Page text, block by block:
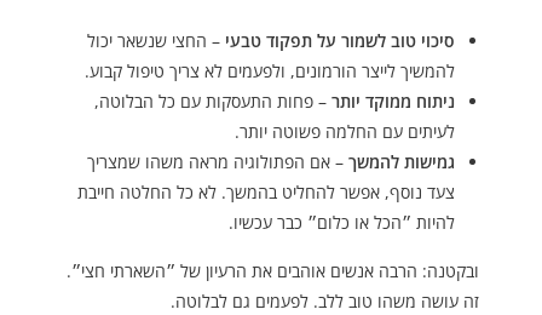
סיכוי טוב לשמור על תפקוד טבעי – החצי שנשאר יכול
להמשיך לייצר הורמונים, ולפעמים לא צריך טיפול קבוע.
ניתוח ממוקד יותר – פחות התעסקות עם כל הבלוטה,
לעיתים עם החלמה פשוטה יותר.
גמישות להמשך – אם הפתולוגיה מראה משהו שמצריך
צעד נוסף, אפשר להחליט בהמשך. לא כל החלטה חייבת
להיות ״הכל או כלום״ כבר עכשיו.
ובקטנה: הרבה אנשים אוהבים את הרעיון של ״השארתי חצי״.
זה עושה משהו טוב ללב. לפעמים גם לבלוטה.